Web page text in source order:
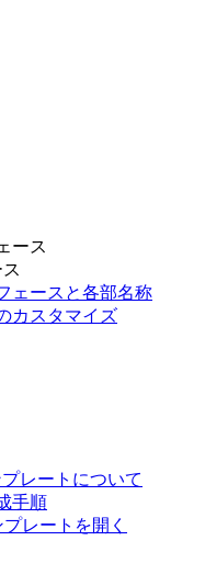
ース
ェースと各部名称
カスタマイズ
レートについて
手順
レートを開く